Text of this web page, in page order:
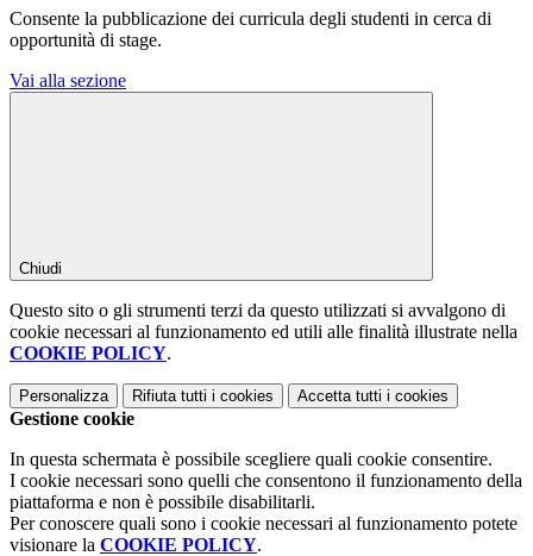
Consente la pubblicazione dei curricula degli studenti in cerca di
opportunità di stage.
Vai alla sezione
Chiudi
Questo sito o gli strumenti terzi da questo utilizzati si avvalgono di
cookie necessari al funzionamento ed utili alle finalità illustrate nella
COOKIE POLICY.
Personalizza Rifiuta tutti i cookies Accetta tutti i cookies
Gestione cookie
In questa schermata è possibile scegliere quali cookie consentire.
I cookie necessari sono quelli che consentono il funzionamento della
piattaforma e non è possibile disabilitarli.
Per conoscere quali sono i cookie necessari al funzionamento potete
visionare la COOKIE POLICY.